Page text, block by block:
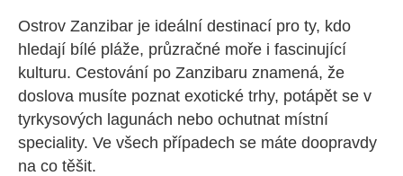
Ostrov Zanzibar je ideální destinací pro ty, kdo
hledají bílé pláže, průzračné moře i fascinující
kulturu. Cestování po Zanzibaru znamená, že
doslova musíte poznat exotické trhy, potápět se v
tyrkysových lagunách nebo ochutnat místní
speciality. Ve všech případech se máte doopravdy
na co těšit.